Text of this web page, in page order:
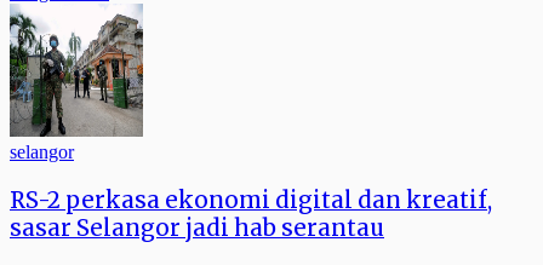
selangor
RS-2 perkasa ekonomi digital dan kreatif,
sasar Selangor jadi hab serantau